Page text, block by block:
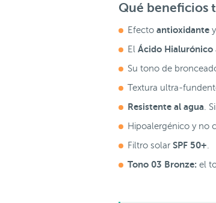
Qué beneficios
Efecto antioxidante y
El Ácido Hialurónico
Su tono de
Textura ultra-
Resistente al agua .
Hipoalergénico y no
Filtro solar SPF 50+
Tono 03 Bronze: el